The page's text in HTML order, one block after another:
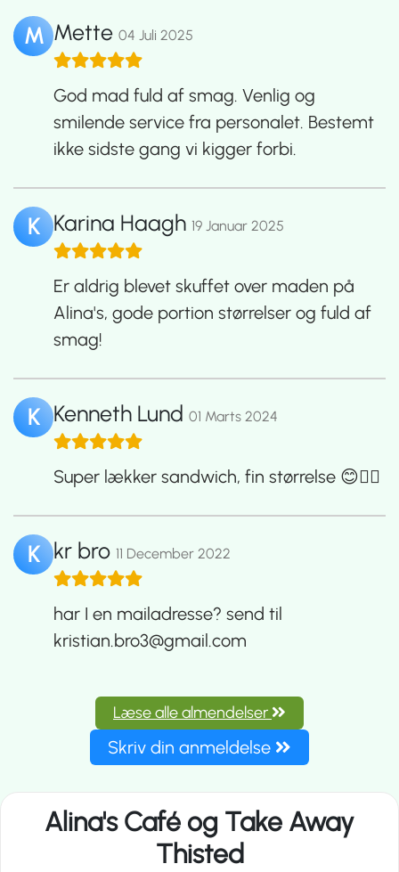
M Mette 04 Juli 2025
God mad fuld af smag. Venlig og
smilende service fra personalet. Bestemt
ikke sidste gang vi kigger forbi.
K Karina Haagh 19 Januar 2025
Er aldrig blevet skuffet over maden på
Alina's, gode portion størrelser og fuld af
smag!
K Kenneth Lund 01 Marts 2024
Super lækker sandwich, fin størrelse 😊👍🏼
K kr bro 11 December 2022
har I en mailadresse? send til
kristian.bro3@gmail.com
Læse alle almendelser
Skriv din anmeldelse
Alina's Café og Take Away
Thisted